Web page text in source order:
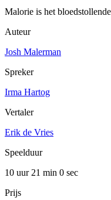
Malorie is het
Auteur
Josh Malerman
Spreker
Irma Hartog
Vertaler
Erik de Vries
Speelduur
10 uur 21 min 0 sec
Prijs